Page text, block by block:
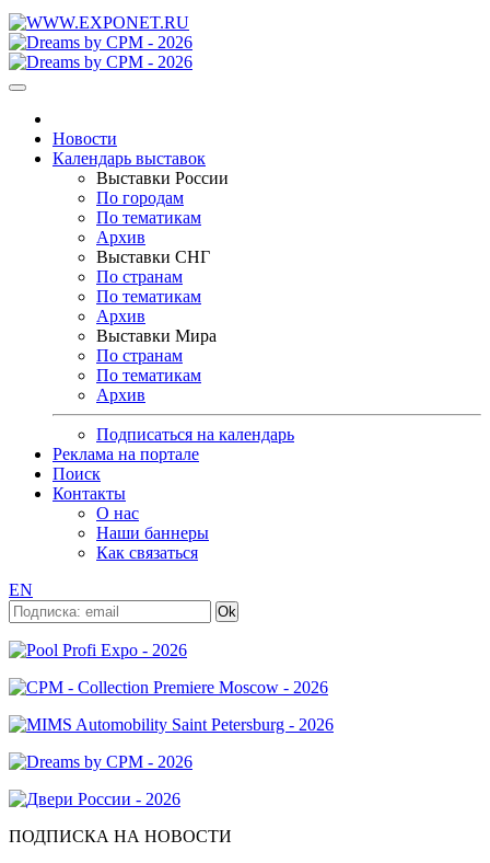
Новости
Календарь выставок
Выставки России
По городам
По тематикам
Архив
Выставки СНГ
По странам
По тематикам
Архив
Выставки Мира
По странам
По тематикам
Архив
Подписаться на календарь
Реклама на портале
Поиск
Контакты
О нас
Наши баннеры
Как связаться
EN
ПОДПИСКА НА НОВОСТИ